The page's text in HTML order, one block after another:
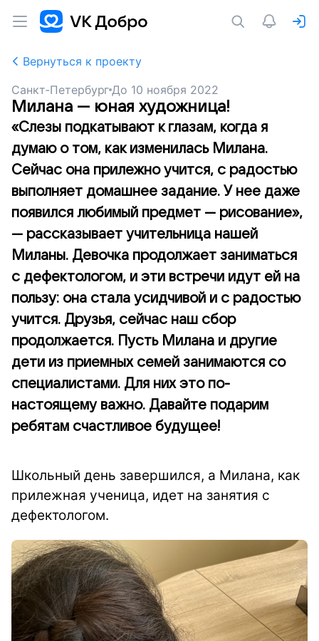
Вернуться к проекту
Санкт-Петербург До 10 ноября 2022
Милана — юная художница!
«Слезы подкатывают к глазам, когда я
думаю о том, как изменилась Милана.
Сейчас она прилежно учится, с радостью
выполняет домашнее задание. У нее даже
появился любимый предмет — рисование»,
— рассказывает учительница нашей
Миланы. Девочка продолжает заниматься
с дефектологом, и эти встречи идут ей на
пользу: она стала усидчивой и с радостью
учится. Друзья, сейчас наш сбор
продолжается. Пусть Милана и другие
дети из приемных семей занимаются со
специалистами. Для них это по-
настоящему важно. Давайте подарим
ребятам счастливое будущее!
Школьный день завершился, а Милана, как
прилежная ученица, идет на занятия с
дефектологом.